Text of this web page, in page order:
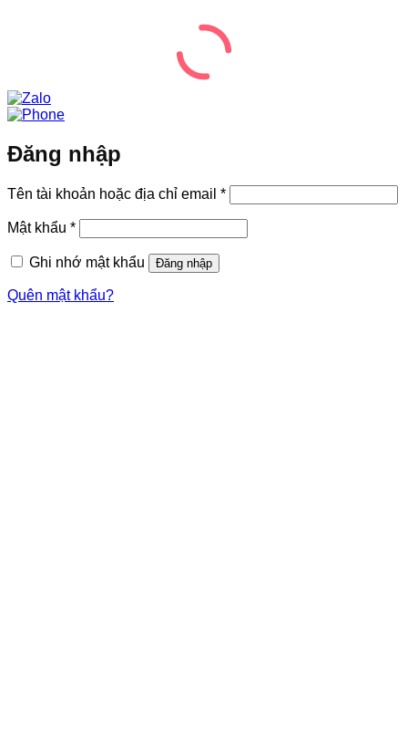
Đăng nhập
Tên tài khoản hoặc địa chỉ email *Bắt
buộc
Mật khẩu *Bắt
buộc
Ghi nhớ mật khẩu
Đăng nhập
Quên mật khẩu?